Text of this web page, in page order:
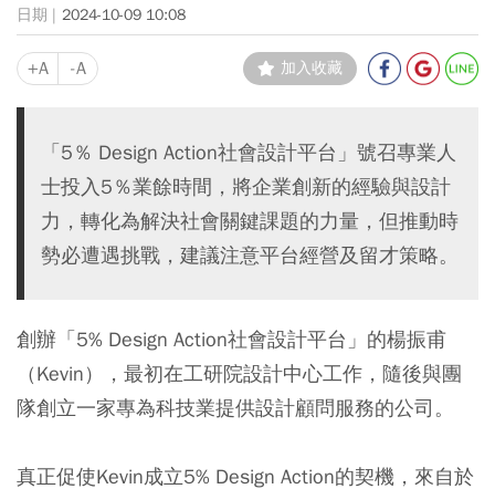
2024-10-09 10:08
+A -A 加入收藏
「5％ Design Action社會設計平台」號召專業人
士投入5％業餘時間，將企業創新的經驗與設計
力，轉化為解決社會關鍵課題的力量，但推動時
勢必遭遇挑戰，建議注意平台經營及留才策略。
創辦「5% Design Action社會設計平台」的楊振甫
（Kevin），最初在工研院設計中心工作，隨後與團
隊創立一家專為科技業提供設計顧問服務的公司。
真正促使Kevin成立5% Design Action的契機，來自於